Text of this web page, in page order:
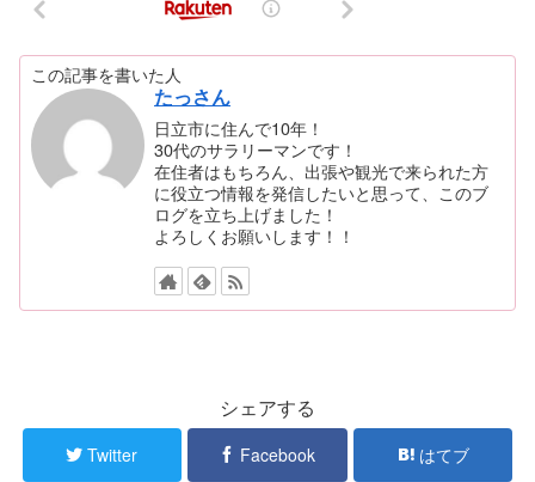
この記事を書いた人
たっさん
日立市に住んで10年！
30代のサラリーマンです！
在住者はもちろん、出張や観光で来られた方
に役立つ情報を発信したいと思って、このブ
ログを立ち上げました！
よろしくお願いします！！
シェアする
Twitter Facebook はてブ